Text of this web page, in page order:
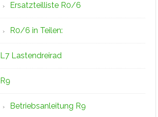
Ersatzteilliste R0/6
R0/6 in Teilen:
L7 Lastendreirad
R9
Betriebsanleitung R9